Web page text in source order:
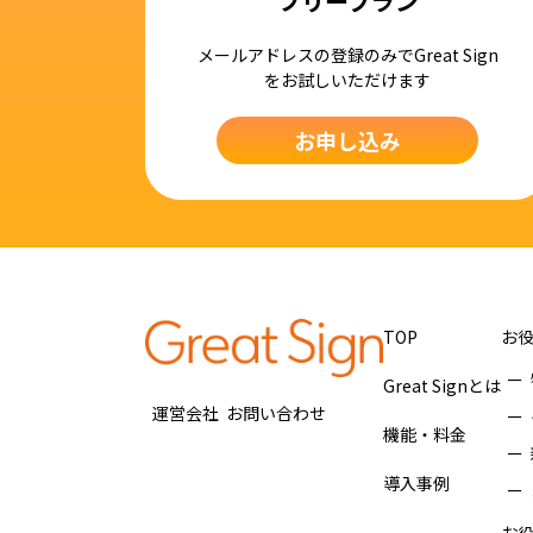
メールアドレスの登録のみでGreat Sign
をお試しいただけます
お申し込み
運営会社 お問い合わせ
TOP
Great Signとは
機能・料金
導入事例
お